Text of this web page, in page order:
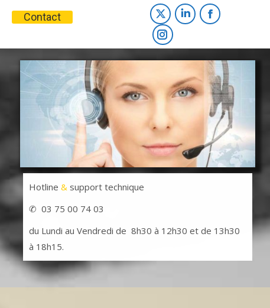
Contact
X
page
in
window
LinkedIn
opens
in
new
window
Facebook
opens
in
new
window
Instagram
opens
new
window
Hotline & support technique
✆ 03 75 00 74 03
du Lundi au Vendredi de 8h30 à 12h30 et de 13h30
à 18h15.
opens
in
new
window
opens
new
window
opens
new
window
page
opens
in
new
window